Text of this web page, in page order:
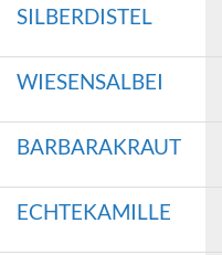
SILBERDISTEL
WIESENSALBEI
BARBARAKRAUT
ECHTEKAMILLE